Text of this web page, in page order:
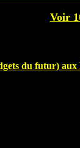
Voir
du futur)